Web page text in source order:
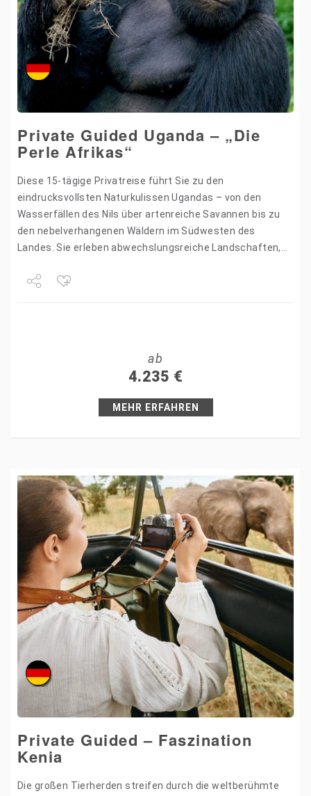
Private Guided Uganda – „Die
Perle Afrikas“
Diese 15-tägige Privatreise führt Sie zu den
eindrucksvollsten Naturkulissen Ugandas – von den
Wasserfällen des Nils über artenreiche Savannen bis zu
den nebelverhangenen Wäldern im Südwesten des
Landes. Sie erleben abwechslungsreiche Landschaften,
Höhepunkt die…
ab
4.235 €
MEHR ERFAHREN
Private Guided – Faszination
Kenia
Die großen Tierherden streifen durch die weltberühmte